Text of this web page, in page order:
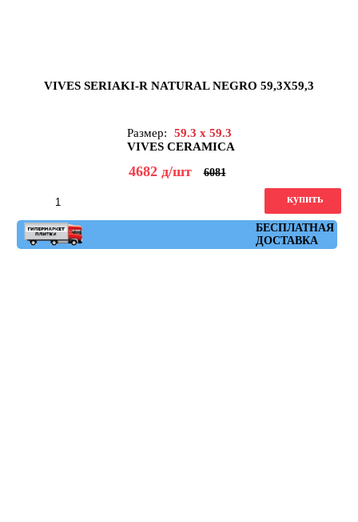
VIVES SERIAKI-R NATURAL NEGRO 59,3X59,3
Размер:
59.3 x 59.3
VIVES CERAMICA
4682 д/шт 6081
БЕСПЛАТНАЯ
ДОСТАВКА
купить
Артикул: seriaki_r_natural_negro_59,3x59,3